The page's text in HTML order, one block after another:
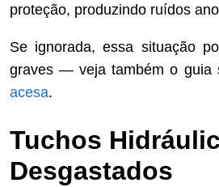
proteção, produzindo ruídos
Se ignorada, essa situação
graves — veja também o guia
acesa.
Tuchos
Desgastados